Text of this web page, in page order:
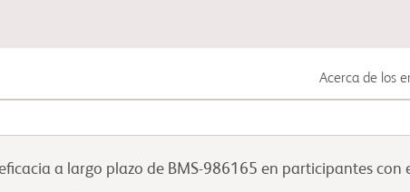
Acerca de los
a largo plazo de BMS-986165 en participantes